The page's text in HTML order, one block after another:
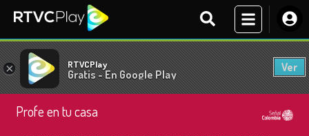
× RTVCPlay
Gratis - En Google Play
Ver
Profe en tu casa